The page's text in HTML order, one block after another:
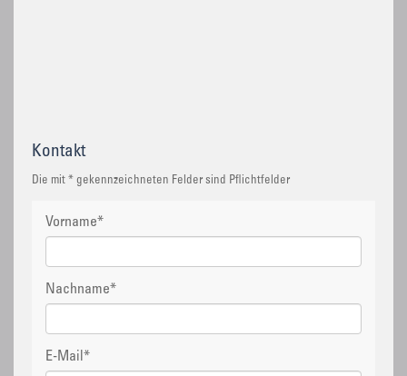
Kontakt
Die mit * gekennzeichneten Felder sind Pflichtfelder
Vorname*
Nachname*
E-Mail *